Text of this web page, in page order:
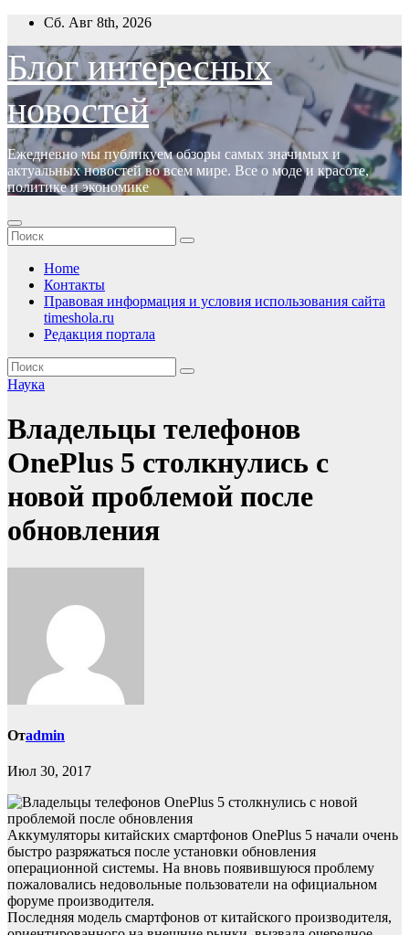
Перейти
содержимому
Сб. Авг 8th, 2026
Блог интересных
новостей
Ежедневно мы публикуем обзоры самых значимых и
актуальных новостей во всем мире. Все о моде и красоте,
политике и экономике
Home
Контакты
Правовая информация и условия использования сайта
timeshola.ru
Редакция портала
Наука
Владельцы телефонов
OnePlus 5 столкнулись с
новой проблемой после
обновления
Отadmin
Июл 30, 2017
Аккумуляторы китайских смартфонов OnePlus 5 начали очень
быстро разряжаться после установки обновления
операционной системы. На вновь появившуюся проблему
пожаловались недовольные пользователи на официальном
форуме производителя.
Последняя модель смартфонов от китайского производителя,